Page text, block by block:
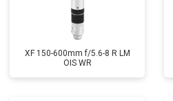
XF 150-600mm f/5.6-8 R LM
OIS WR